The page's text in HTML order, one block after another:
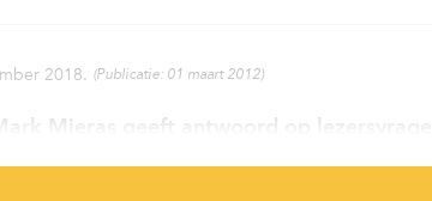
2018. (Publicatie: 01 maart 2012)
Mieras geeft antwoord op lezersvragen